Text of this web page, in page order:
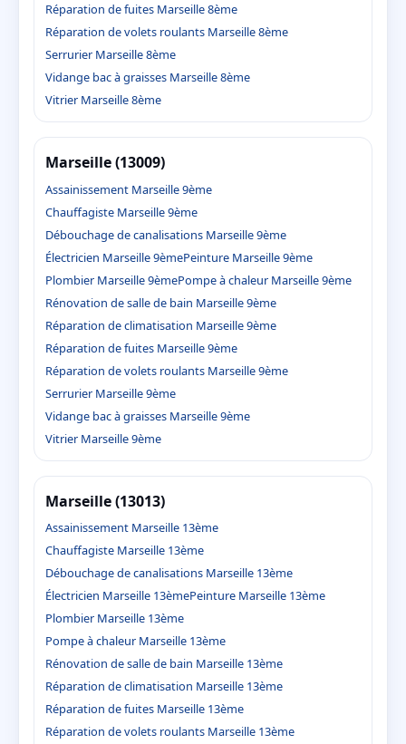
Réparation de fuites Marseille 8ème
Réparation de volets roulants Marseille 8ème
Serrurier Marseille 8ème
Vidange bac à graisses Marseille 8ème
Vitrier Marseille 8ème
Marseille (13009)
Assainissement Marseille 9ème
Chauffagiste Marseille 9ème
Débouchage de canalisations Marseille 9ème
Électricien Marseille 9èmePeinture Marseille 9ème
Plombier Marseille 9èmePompe à chaleur Marseille 9ème
Rénovation de salle de bain Marseille 9ème
Réparation de climatisation Marseille 9ème
Réparation de fuites Marseille 9ème
Réparation de volets roulants Marseille 9ème
Serrurier Marseille 9ème
Vidange bac à graisses Marseille 9ème
Vitrier Marseille 9ème
Marseille (13013)
Assainissement Marseille 13ème
Chauffagiste Marseille 13ème
Débouchage de canalisations Marseille 13ème
Électricien Marseille 13èmePeinture Marseille 13ème
Plombier Marseille 13ème
Pompe à chaleur Marseille 13ème
Rénovation de salle de bain Marseille 13ème
Réparation de climatisation Marseille 13ème
Réparation de fuites Marseille 13ème
Réparation de volets roulants Marseille 13ème